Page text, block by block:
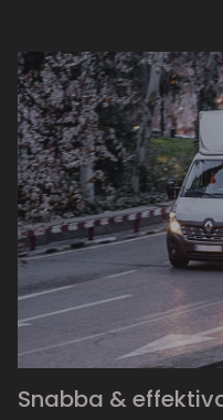
Snabba &